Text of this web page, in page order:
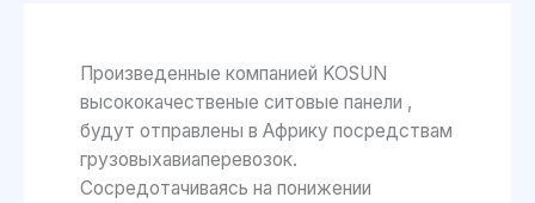
Произведенные компанией KOSUN
высококачественые ситовые панели ,
будут отправлены в Африку посредствам
грузовыхавиаперевозок.
Сосредотачиваясь на понижении